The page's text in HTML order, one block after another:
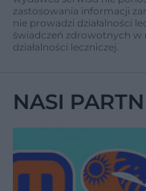
zastosowania informacji
nie prowadzi działalności
świadczeń zdrowotnych w
działalności leczniczej.
NASI